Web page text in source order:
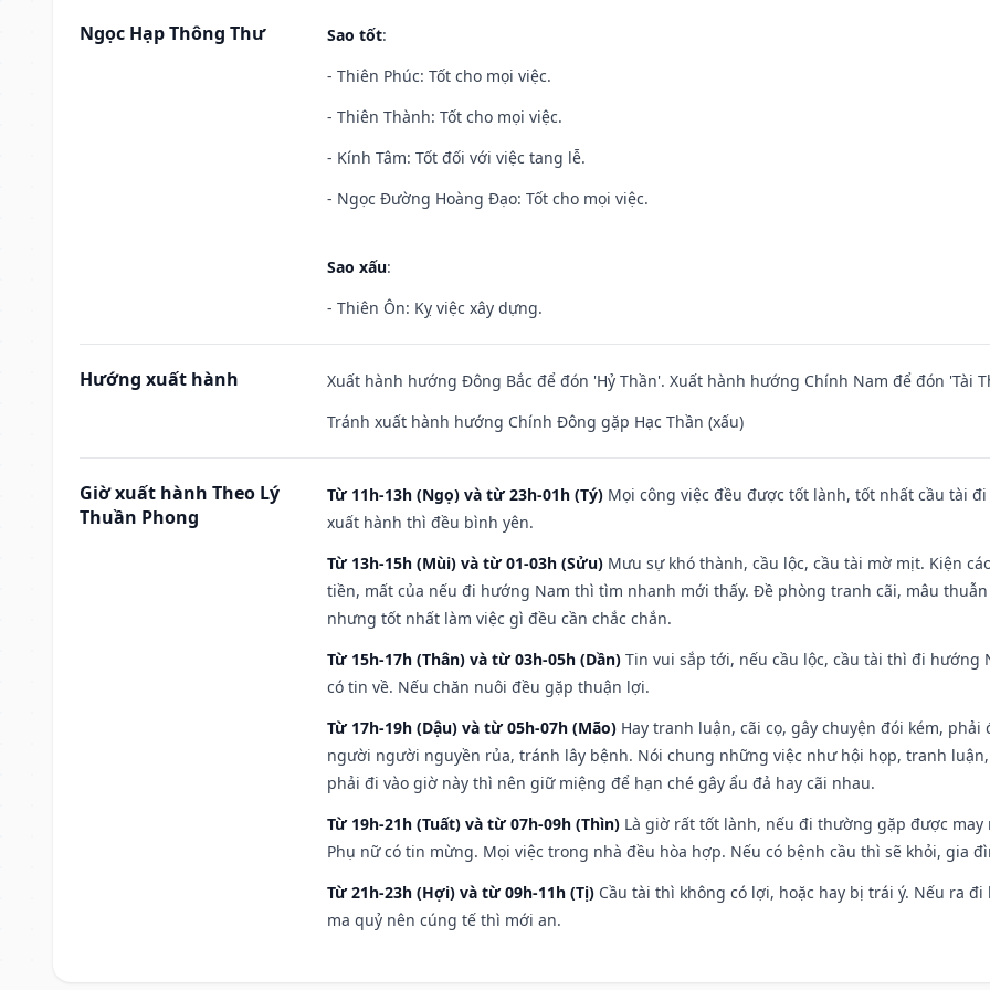
Ngọc Hạp Thông Thư Sao tốt:
- Thiên Phúc: Tốt cho mọi việc.
- Thiên Thành: Tốt cho mọi việc.
- Kính Tâm: Tốt đối với việc tang lễ.
- Ngọc Đường Hoàng Đạo: Tốt cho mọi việc.
Sao xấu:
- Thiên Ôn: Kỵ việc xây dựng.
Hướng xuất hành
Xuất hành hướng Đông Bắc để đón 'Hỷ Thần'. Xuất hành hướng Chính Nam để đón 'Tài
Tránh xuất hành hướng Chính Đông gặp Hạc Thần (xấu)
Giờ xuất hành Theo Lý
Thuần Phong
Từ 11h-13h (Ngọ) và từ 23h-01h (Tý) Mọi công việc đều được tốt lành, tốt nhất cầu tài
xuất hành thì đều bình yên.
Từ 13h-15h (Mùi) và từ 01-03h (Sửu) Mưu sự khó thành, cầu lộc, cầu tài mờ mịt. Kiện
tiền, mất của nếu đi hướng Nam thì tìm nhanh mới thấy. Đề phòng tranh cãi, mâu
nhưng tốt nhất làm việc gì đều cần chắc chắn.
Từ 15h-17h (Thân) và từ 03h-05h (Dần) Tin vui sắp tới, nếu cầu lộc, cầu tài thì đi
có tin về. Nếu chăn nuôi đều gặp thuận lợi.
Từ 17h-19h (Dậu) và từ 05h-07h (Mão) Hay tranh luận, cãi cọ, gây chuyện đói kém,
người người nguyền rủa, tránh lây bệnh. Nói chung những việc như hội họp, tranh
phải đi vào giờ này thì nên giữ miệng để hạn ché gây ẩu đả hay cãi nhau.
Từ 19h-21h (Tuất) và từ 07h-09h (Thìn) Là giờ rất tốt lành, nếu đi thường gặp được
Phụ nữ có tin mừng. Mọi việc trong nhà đều hòa hợp. Nếu có bệnh cầu thì sẽ khỏi, gia
Từ 21h-23h (Hợi) và từ 09h-11h (Tị) Cầu tài thì không có lợi, hoặc hay bị trái ý. Nếu ra
ma quỷ nên cúng tế thì mới an.